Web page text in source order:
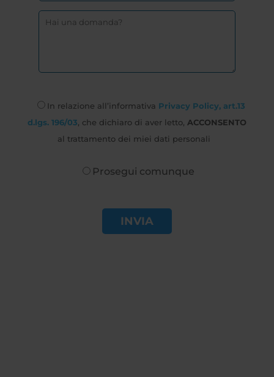
In relazione all’informativa Privacy Policy, art.13
d.lgs. 196/03 , che dichiaro di aver letto, ACCONSENTO
al trattamento dei miei dati personali
Prosegui comunque